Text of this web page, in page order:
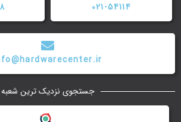
021-54114
جستجوی نزدیک ترین شعبه